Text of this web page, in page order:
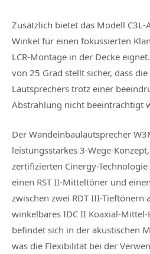
Zusätzlich bietet das Modell
Winkel für einen fokussierten
LCR-Montage in der Decke
von 25 Grad stellt sicher, dass
Lautsprechers trotz einer
Abstrahlung nicht beeinträchtigt
Der Wandeinbaulautsprecher
leistungsstarkes 3-Wege-
zertifizierten Cinergy-
einen RST II-Mitteltöner und
zwischen zwei RDT III-Tieftönern
winkelbares IDC II Koaxial-
befindet sich in der akustischen
was die Flexibilität bei der